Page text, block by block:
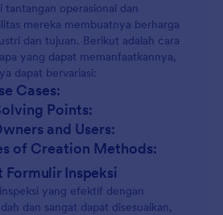
tantangan operasional dan
mereka membuatnya berharga
dan tujuan. Berikut adalah cara
yang dapat memanfaatkannya,
dapat bervariasi:
Cases:
Points:
and Users:
of Creation Methods:
Keselamatan:
Formulir Inspeksi
yang efektif dengan
dan sangat dapat disesuaikan,